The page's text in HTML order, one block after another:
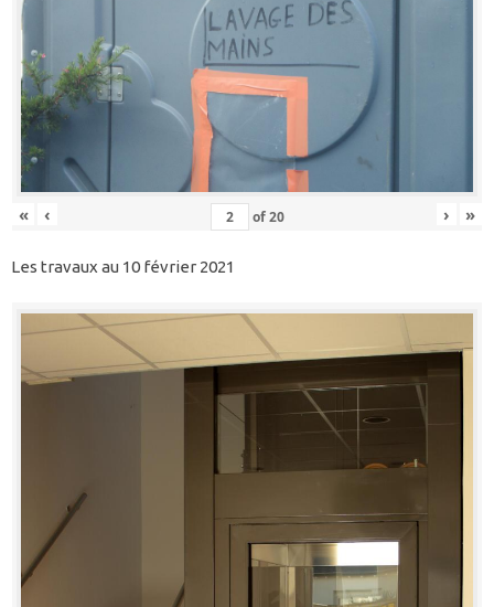
« ‹ of20 › »
Les travaux au 10 février 2021